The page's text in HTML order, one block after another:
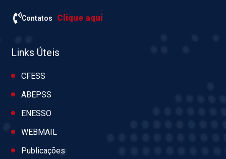
Contatos Clique aqui
Links Úteis
CFESS
ABEPSS
ENESSO
WEBMAIL
Publicações